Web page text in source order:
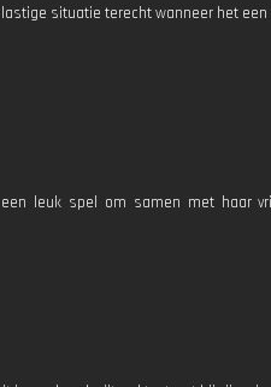
situatie terecht wanneer het
leuk spel om samen met haar